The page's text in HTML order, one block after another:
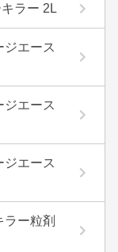
ラー 2L
ジエース
ジエース
ジエース
ラー粒剤